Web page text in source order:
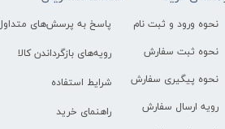
نحوه ورود و ثبت نام
نحوه ثبت سفارش
نحوه پیگیری سفارش
رویه ارسال سفارش
پاسخ به پرسش‌های
رویه‌های بازگرداندن کالا
شرایط استفاده
راهنمای خرید